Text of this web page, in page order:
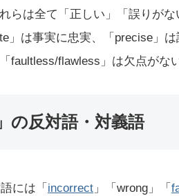
らは全て「正しい」「誤りが
」は事実に忠実、「precise」
faultless/flawless」は欠点がな
の反対語・対義語
には「 incorrect 」「wrong」「